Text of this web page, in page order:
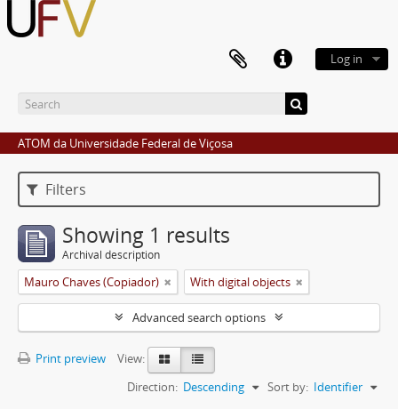
Log in
ATOM da Universidade Federal de Viçosa
Filters
Showing 1 results
Archival description
Mauro Chaves (Copiador) With digital objects
Advanced search options
Print preview
View:
Sort by: Identifier
Direction: Descending